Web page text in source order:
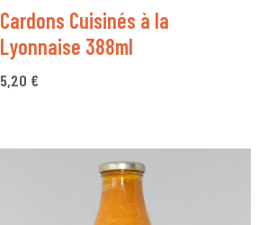
Cardons Cuisinés à la
Lyonnaise 388ml
5,20€